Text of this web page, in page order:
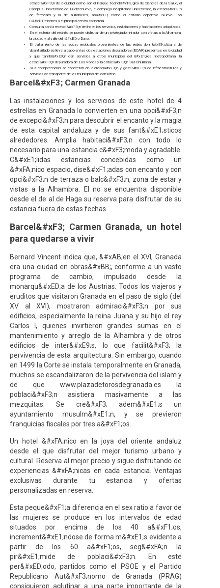
atracci&#xF3;n de la ciudad como son el Parque Tecnol&#xF3;gico de Ciencias de la Salud, el
Campus Universitario de Fuentenueva, el complejo hospitalario universitario, la estaci&#xF3;n
de ferrocarril y la de autobuses, as&#xED; como el estadio deportivo Nuevo Los
C&#xE1;rmenes o el principal centro comercial.
Consulta con la recepci&#xF3;n del hotel los servicios, instalaciones y habitaciones adaptados.
En el exterior del recinto se puede disfrutar de un privilegiado mirador con vistas a la Alhambra,
la ciudad y al valle del r&#xED;o Darro.
El tratamiento de las aguas residuales provenientes de las redes dom&#xE9;stica y de
alcantarillado se lleva a cabo en las dos estaciones depuradores (EDAR) presentes en la ciudad
y que tambi&#xE9;n dan servicios a otros municipios del &#xE1;rea metropolitana, la
estaci&#xF3;n depuradora de Los Vados y la estaci&#xF3;n Sur-Churriana.
Sus competencias se concretan en la creaci&#xF3;n y gesti&#xF3;n de infraestructuras y
servicios de transporte de los municipios del consorcio.
Barcel&#xF3; Carmen Granada
Las instalaciones y los servicios de este hotel de 4
estrellas en Granada lo convierten en una opci&#xF3;n
de excepci&#xF3;n para descubrir el encanto y la magia
de esta capital andaluza y de sus fant&#xE1;sticos
alrededores. Amplia habitaci&#xF3;n con todo lo
necesario para una estancia c&#xF3;moda y agradable.
C&#xE1;lidas estancias concebidas como un
&#xFA;nico espacio, dise&#xF1;adas con encanto y con
opci&#xF3;n de terraza o balc&#xF3;n, zona de estar y
vistas a la Alhambra. El no se encuentra disponible
desde el de al de Haga su reserva para disfrutar de su
estancia fuera de estas fechas.
Barcel&#xF3; Carmen Granada, un hotel
para quedarse a vivir
Bernard Vincent indica que, &#xAB;en el XVI, Granada
era una ciudad en obras&#xBB;, conforme a un vasto
programa de cambio, impulsado desde la
monarqu&#xED;a de los Austrias. Todos los viajeros y
eruditos que visitaron Granada en el paso de siglo (del
XV al XVI), mostraron admiraci&#xF3;n por sus
edificios, especialmente la reina Juana y su hijo el rey
Carlos I, quienes invirtieron grandes sumas en el
mantenimiento y arreglo de la Alhambra y de otros
edificios de inter&#xE9;s, lo que facilit&#xF3; la
pervivencia de esta arquitectura. Sin embargo, cuando
en 1499 la Corte se instala temporalmente en Granada,
muchos se escandalizaron de la pervivencia del islam y
de que www.plazadetorosdegranada.es la
poblaci&#xF3;n asistiera masivamente a las
mezquitas. Se cre&#xF3; adem&#xE1;s un
ayuntamiento musulm&#xE1;n, y se previeron
franquicias fiscales por tres a&#xF1;os.
Un hotel &#xFA;nico en la joya del oriente andaluz
desde el que disfrutar del mejor turismo urbano y
cultural. Reserva al mejor precio y sigue disfrutando de
experiencias &#xFA;nicas en cada estancia. Ventajas
exclusivas durante tu estancia y ofertas
personalizadas en reserva.
Esta peque&#xF1;a diferencia en el sex ratio a favor de
las mujeres se produce en los intervalos de edad
situados por encima de los 40 a&#xF1;os,
increment&#xE1;ndose de forma m&#xE1;s evidente a
partir de los 60 a&#xF1;os, seg&#xFA;n la
pir&#xE1;mide de poblaci&#xF3;n. En este
per&#xED;odo, partidos como el PSOE y el Partido
Republicano Aut&#xF3;nomo de Granada (PRAG)
consiguieron aglutinar a una parte importante de la